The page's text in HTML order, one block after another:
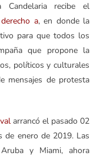
recibe el
a, en donde la
para que todos los
que propone la
políticos y culturales
mensajes de protesta
arrancó el pasado 02
de enero de 2019. Las
y Miami, ahora